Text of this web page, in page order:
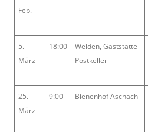
Feb.
5.
März
18:00
Weiden, Gaststätte
Postkeller
25.
März
9:00 Bienenhof Aschach